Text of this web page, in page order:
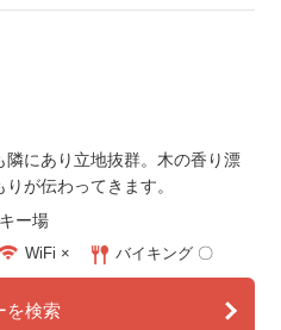
にあり立地抜群。木の香り漂
が伝わってきます。
ー場
WiFi × バイキング 〇
を検索